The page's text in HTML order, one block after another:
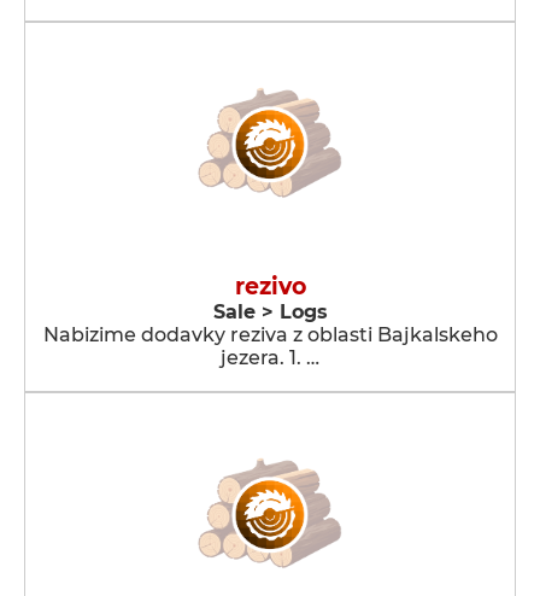
rezivo
Sale > Logs
Nabizime dodavky reziva z oblasti Bajkalskeho
jezera. 1. …